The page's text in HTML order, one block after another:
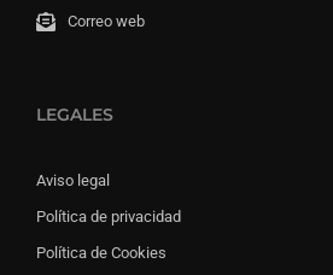
Correo web
LEGALES
Aviso legal
Política de privacidad
Política de Cookies